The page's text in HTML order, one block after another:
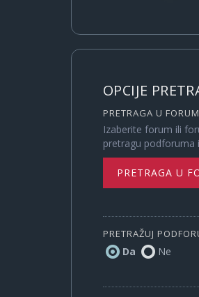
OPCIJE
PRETRAGA U
Izaberite forum ili
pretragu podforuma
PRETRAGA U
PRETRAŽUJ
Da Ne